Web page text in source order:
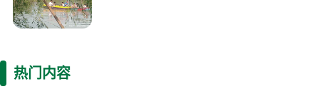
热门内容